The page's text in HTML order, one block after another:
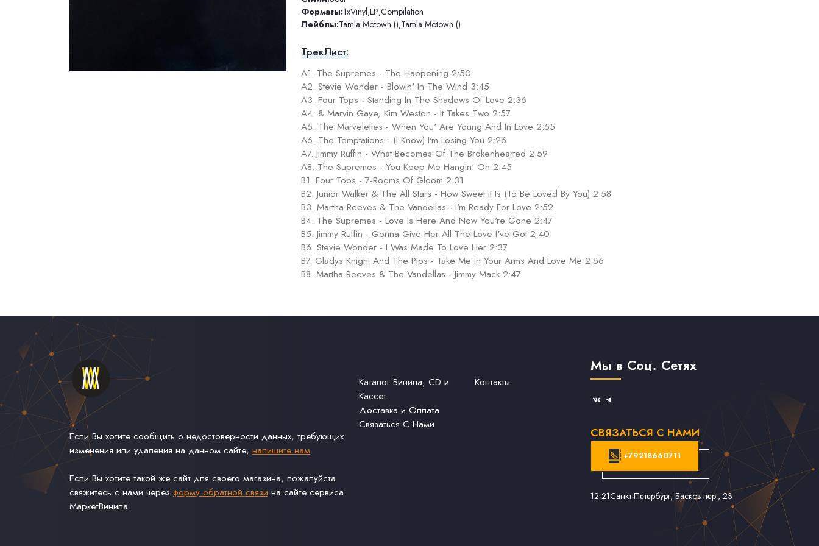
Форматы:1xVinyl,LP,Compilation
Лейблы:Tamla Motown (),Tamla Motown ()
ТрекЛист:
A1. The Supremes - The Happening 2:50
A2. Stevie Wonder - Blowin' In The Wind 3:45
A3. Four Tops - Standing In The Shadows Of Love 2:36
A4. & Marvin Gaye, Kim Weston - It Takes Two 2:57
A5. The Marvelettes - When You' Are Young And In Love 2:55
A6. The Temptations - (I Know) I'm Losing You 2:26
A7. Jimmy Ruffin - What Becomes Of The Brokenhearted 2:59
A8. The Supremes - You Keep Me Hangin' On 2:45
B1. Four Tops - 7-Rooms Of Gloom 2:31
B2. Junior Walker & The All Stars - How Sweet It Is (To Be Loved By You) 2:58
B3. Martha Reeves & The Vandellas - I'm Ready For Love 2:52
B4. The Supremes - Love Is Here And Now You're Gone 2:47
B5. Jimmy Ruffin - Gonna Give Her All The Love I've Got 2:40
B6. Stevie Wonder - I Was Made To Love Her 2:37
B7. Gladys Knight And The Pips - Take Me In Your Arms And Love Me 2:56
B8. Martha Reeves & The Vandellas - Jimmy Mack 2:47
Если Вы хотите сообщить о недостоверности данных, требующих
изменения или удаления на данном сайте, напишите нам.
Если Вы хотите такой же сайт для своего магазина, пожалуйста
свяжитесь с нами через форму обратной связи на сайте сервиса
МаркетВинила.
Каталог Винила, CD и
Кассет
Доставка и Оплата
Связаться С Нами
Контакты
Мы в Соц. Сетях
СВЯЗАТЬСЯ С НАМИ
+79218660711
12-21Санкт-Петербург, Басков пер., 23